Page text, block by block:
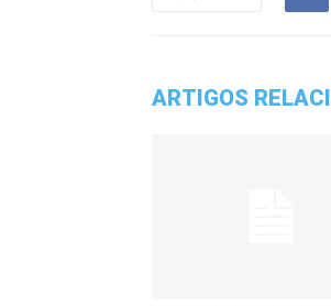
ARTIGOS